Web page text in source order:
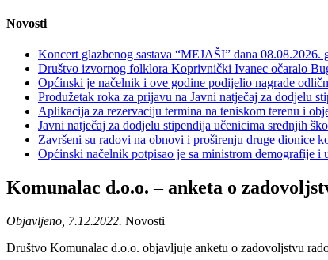
Novosti
Koncert glazbenog sastava “MEJAŠI” dana 08.08.2026.
Društvo izvornog folklora Koprivnički Ivanec očaralo
Općinski je načelnik i ove godine podijelio nagrade
Produžetak roka za prijavu na Javni natječaj za dodjelu
Aplikacija za rezervaciju termina na teniskom terenu i
Javni natječaj za dodjelu stipendija učenicima srednjih
Završeni su radovi na obnovi i proširenju druge
Općinski načelnik potpisao je sa ministrom demografije
Komunalac d.o.o. – anketa o
Objavljeno, 7.12.2022. Novosti
Društvo Komunalac d.o.o. objavljuje anketu o zadovoljstvu